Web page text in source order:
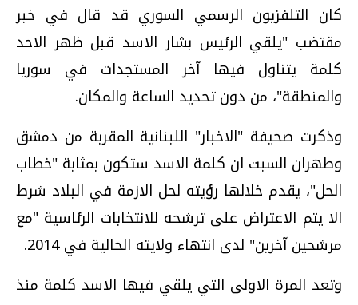
كان التلفزيون الرسمي السوري قد قال في خبر
مقتضب "يلقي الرئيس بشار الاسد قبل ظهر الاحد
كلمة يتناول فيها آخر المستجدات في سوريا
والمنطقة"، من دون تحديد الساعة والمكان.
وذكرت صحيفة "الاخبار" اللبنانية المقربة من دمشق
وطهران السبت ان كلمة الاسد ستكون بمثابة "خطاب
الحل"، يقدم خلالها رؤيته لحل الازمة في البلاد شرط
الا يتم الاعتراض على ترشحه للانتخابات الرئاسية "مع
مرشحين آخرين" لدى انتهاء ولايته الحالية في 2014.
وتعد المرة الاولى التي يلقي فيها الاسد كلمة منذ